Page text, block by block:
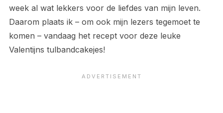
week al wat lekkers voor de liefdes van mijn leven.
Daarom plaats ik – om ook mijn lezers tegemoet te
komen – vandaag het recept voor deze leuke
Valentijns tulbandcakejes!